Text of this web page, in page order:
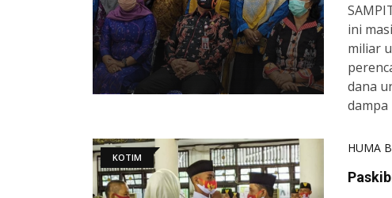
ini
miliar
dana
dampa
KOTIM
HUMA